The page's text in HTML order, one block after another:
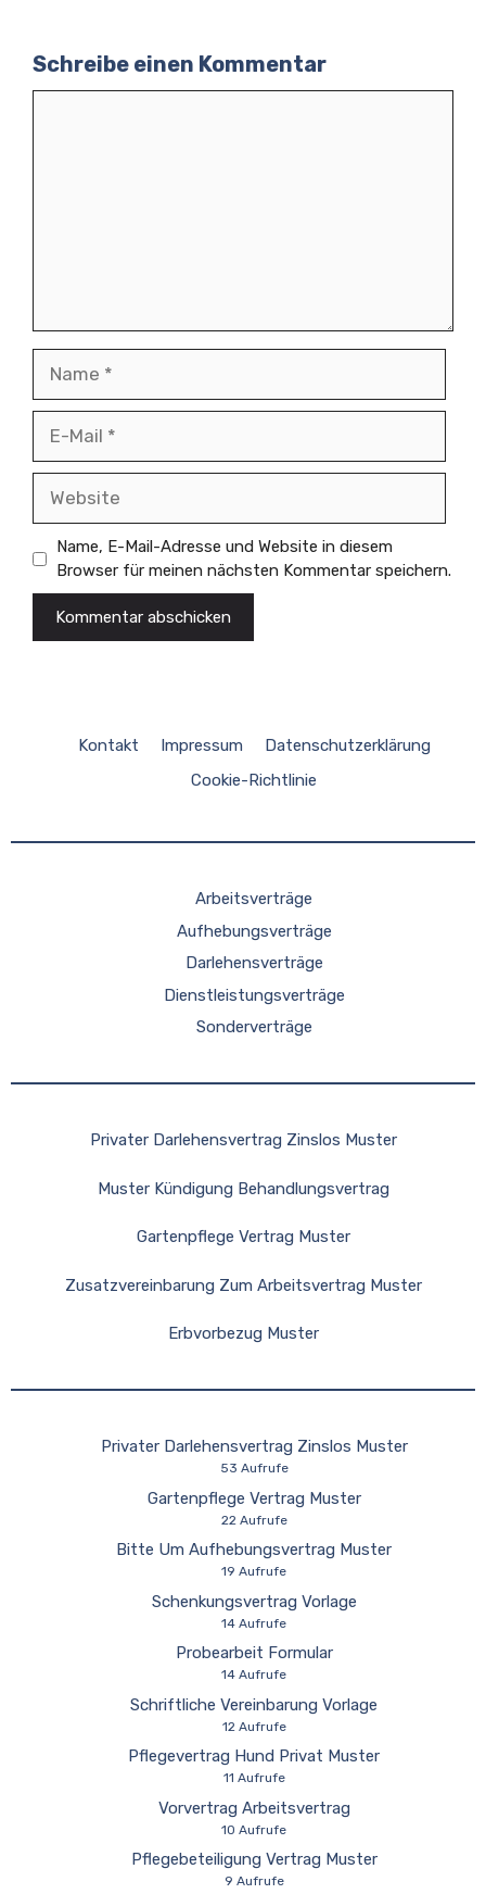
Schreibe einen Kommentar
Mail
Name, E-Mail-Adresse und Website in diesem
Browser für meinen nächsten Kommentar speichern.
Kontakt Impressum
Datenschutzerklärung
Cookie-Richtlinie
Arbeitsverträge
Aufhebungsverträge
Darlehensverträge
Dienstleistungsverträge
Sonderverträge
Privater Darlehensvertrag Zinslos Muster
Muster Kündigung Behandlungsvertrag
Gartenpflege Vertrag Muster
Zusatzvereinbarung Zum Arbeitsvertrag Muster
Erbvorbezug Muster
Privater Darlehensvertrag Zinslos Muster
53 Aufrufe
Gartenpflege Vertrag Muster
22 Aufrufe
Bitte Um Aufhebungsvertrag Muster
19 Aufrufe
Schenkungsvertrag Vorlage
14 Aufrufe
Probearbeit Formular
14 Aufrufe
Schriftliche Vereinbarung Vorlage
12 Aufrufe
Pflegevertrag Hund Privat Muster
11 Aufrufe
Vorvertrag Arbeitsvertrag
10 Aufrufe
Pflegebeteiligung Vertrag Muster
9 Aufrufe